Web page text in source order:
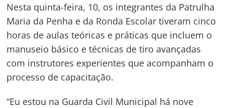
Nesta quinta-feira, 10, os integrantes da Patrulha
Maria da Penha e da Ronda Escolar tiveram cinco
horas de aulas teóricas e práticas que incluem o
manuseio básico e técnicas de tiro avançadas
com instrutores experientes que acompanham o
processo de capacitação.
“Eu estou na Guarda Civil Municipal há nove